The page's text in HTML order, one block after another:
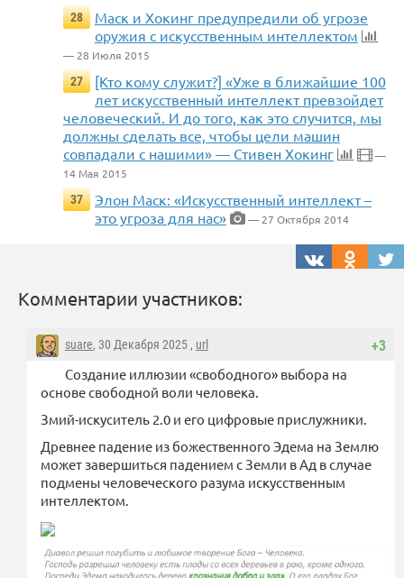
28
Маск и Хокинг предупредили об угрозе
оружия с искусственным интеллектом
— 28 Июля 2015
27
[Кто кому служит?] «Уже в ближайшие 100
лет искусственный интеллект превзойдет
человеческий. И до того, как это случится, мы
должны сделать все, чтобы цели машин
совпадали с нашими» — Стивен Хокинг
—
14 Мая 2015
37
Элон Маск: «Искусственный интеллект –
это угроза для нас»
— 27 Октября 2014
Комментарии участников:
+3
suare, 30 Декабря 2025 , url
Создание иллюзии «свободного» выбора на
основе свободной воли человека.
Змий-искуситель 2.0 и его цифровые прислужники.
Древнее падение из божественного Эдема на Землю
может завершиться падением с Земли в Ад в случае
подмены человеческого разума искусственным
интеллектом.